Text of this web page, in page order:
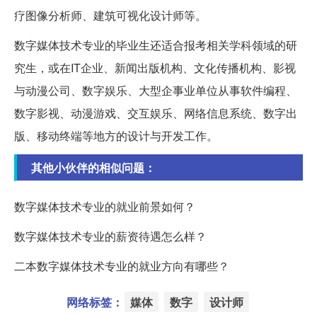
疗图像分析师、建筑可视化设计师等。
数字媒体技术专业的毕业生还适合报考相关学科领域的研
究生，或在IT企业、新闻出版机构、文化传播机构、影视
与动漫公司、数字娱乐、大型企事业单位从事软件编程、
数字影视、动漫游戏、交互娱乐、网络信息系统、数字出
版、移动终端等地方的设计与开发工作。
其他小伙伴的相似问题：
数字媒体技术专业的就业前景如何？
数字媒体技术专业的薪资待遇怎么样？
二本数字媒体技术专业的就业方向有哪些？
网络标签： 媒体 数字 设计师